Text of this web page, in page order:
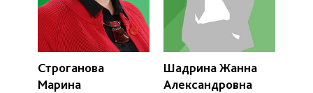
Строганова
Марина
Шадрина Жанна
Александровна